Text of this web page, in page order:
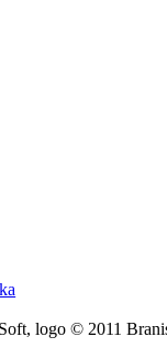
logo © 2011